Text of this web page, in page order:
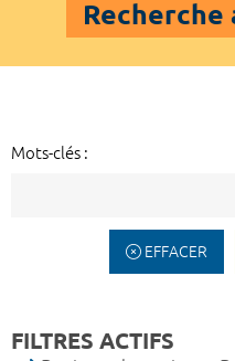
Recherche
Mots-clés :
EFFACER
FILTRES ACTIFS